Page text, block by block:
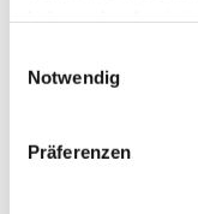
Notwendig
Präferenzen